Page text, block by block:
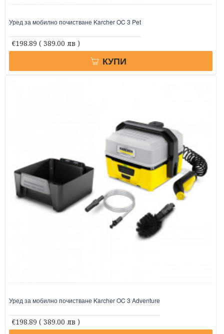
Уред за мобилно почистване Karcher OC 3 Pet
€198.89 ( 389.00 лв )
КУПИ
Уред за мобилно почистване Karcher OC 3 Adventure
€198.89 ( 389.00 лв )